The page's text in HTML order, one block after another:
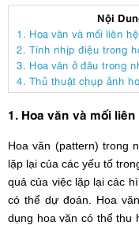
Nội
1. Hoa văn và mối liên
2. Tính nhịp điệu trong
3. Hoa văn ở đâu trong
4. Thủ thuật chụp ảnh
1. Hoa văn và mối
Hoa văn (pattern) trong
lặp lại của các yếu tố
quả của việc lặp lại các
có thể dự đoán. Hoa
dụng hoa văn có thể thu